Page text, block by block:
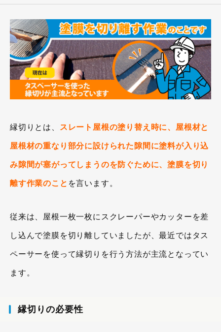
縁切りとは、 スレート屋根の塗り替え時に、屋根材と
屋根材の重なり部分に設けられた隙間に塗料が入り込
み隙間が塞がってしまうのを防ぐために、塗膜を切り
離す作業のこと を言います。
従来は、屋根一枚一枚にスクレーパーやカッターを差
し込んで塗膜を切り離していましたが、最近ではタス
ペーサーを使って縁切りを行う方法が主流となってい
ます。
縁切りの必要性